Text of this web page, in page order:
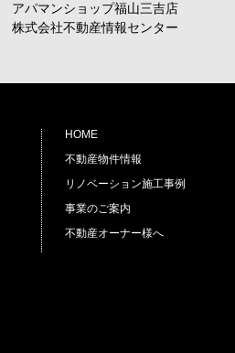
アパマンショップ福山三吉店
株式会社不動産情報センター
HOME
不動産物件情報
リノベーション施工事例
事業のご案内
不動産オーナー様へ